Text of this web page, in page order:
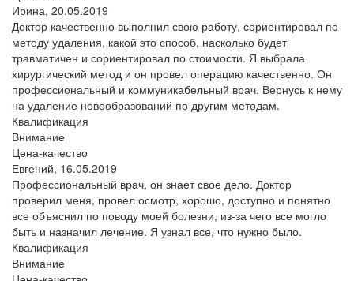
Ирина, 20.05.2019
Доктор качественно выполнил свою работу, сориентировал по
методу удаления, какой это способ, насколько будет
травматичен и сориентировал по стоимости. Я выбрала
хирургический метод и он провел операцию качественно. Он
профессиональный и коммуникабельный врач. Вернусь к нему
на удаление новообразований по другим методам.
Квалификация
Внимание
Цена-качество
Евгений, 16.05.2019
Профессиональный врач, он знает свое дело. Доктор
проверил меня, провел осмотр, хорошо, доступно и понятно
все объяснил по поводу моей болезни, из-за чего все могло
быть и назначил лечение. Я узнал все, что нужно было.
Квалификация
Внимание